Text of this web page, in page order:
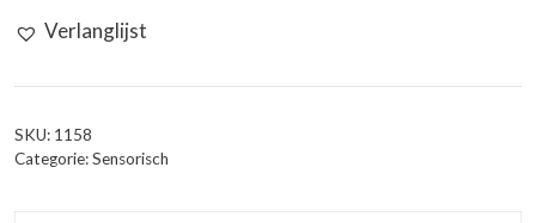
aantal
Verlanglijst
SKU: 1158
Categorie:Sensorisch